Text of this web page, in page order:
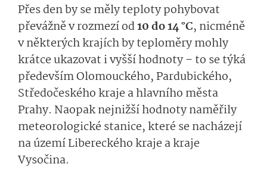
Přes den by se měly teploty pohybovat
převážně v rozmezí od10 do 14 °C, nicméně
v některých krajích by teploměry mohly
krátce ukazovat i vyšší hodnoty – to se týká
především Olomouckého, Pardubického,
Středočeského kraje a hlavního města
Prahy. Naopak nejnižší hodnoty naměřily
meteorologické stanice, které se nacházejí
na území Libereckého kraje a kraje
Vysočina.